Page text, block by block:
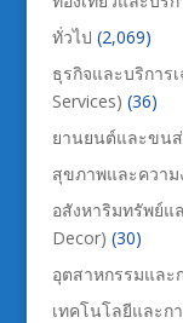
ทั่วไป (2,069)
ธุรกิจและบริการ
Services) (36)
ยานยนต์และขน
สุขภาพและความ
อสังหาริมทรัพย์แ
Decor) (30)
อุตสาหกรรมและ
เทคโนโลยีและก